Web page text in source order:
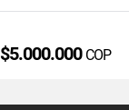
$5.000.000 COP